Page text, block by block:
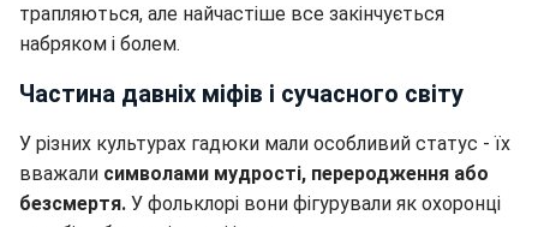
трапляються, але найчастіше все закінчується
набряком і болем.
Частина давніх міфів і сучасного світу
У різних культурах гадюки мали особливий статус - їх
вважали символами мудрості, переродження або
безсмертя. У фольклорі вони фігурували як охоронці